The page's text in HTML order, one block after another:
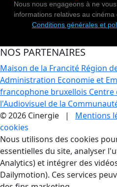
Nous nous engageons à ne
informations relatives au cinéma
Conditions générales et
NOS PARTENAIRES
Maison de la Francité Région
Administration Economie et
francophone bruxellois Centre
l'Audiovisuel de la
© 2026 Cinergie | Mentions
cookies
Gestion des Cookies
Nous utilisons des cookies
essentielles du site, analyser
Analytics) et intégrer des
Dailymotion). Ces services